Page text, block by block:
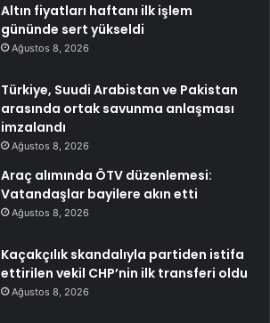
Altın fiyatları haftanı ilk işlem
gününde sert yükseldi
Ağustos 8, 2026
Türkiye, Suudi Arabistan ve Pakistan
arasında ortak savunma anlaşması
imzalandı
Ağustos 8, 2026
Araç alımında ÖTV düzenlemesi:
Vatandaşlar bayilere akın etti
Ağustos 8, 2026
Kaçakçılık skandalıyla partiden istifa
ettirilen vekil CHP’nin ilk transferi oldu
Ağustos 8, 2026